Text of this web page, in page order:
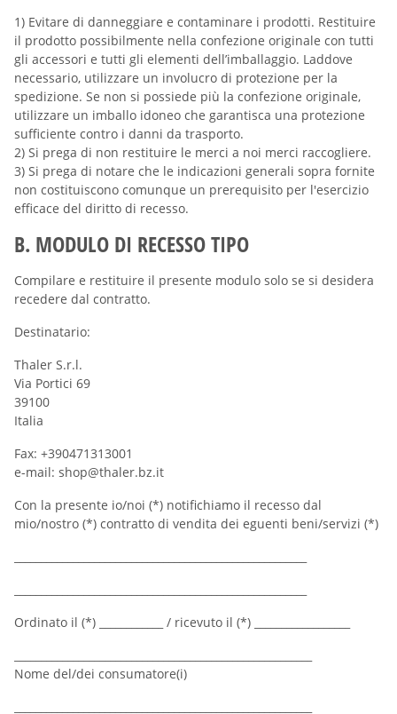
1) Evitare di danneggiare e contaminare i prodotti. Restituire
il prodotto possibilmente nella confezione originale con tutti
gli accessori e tutti gli elementi dell’imballaggio. Laddove
necessario, utilizzare un involucro di protezione per la
spedizione. Se non si possiede più la confezione originale,
utilizzare un imballo idoneo che garantisca una protezione
sufficiente contro i danni da trasporto.
2) Si prega di non restituire le merci a noi merci raccogliere.
3) Si prega di notare che le indicazioni generali sopra fornite
non costituiscono comunque un prerequisito per l'esercizio
efficace del diritto di recesso.
B. MODULO DI RECESSO TIPO
Compilare e restituire il presente modulo solo se si desidera
recedere dal contratto.
Destinatario:
Thaler S.r.l.
Via Portici 69
39100
Italia
Fax: +390471313001
e-mail: shop@thaler.bz.it
Con la presente io/noi (*) notifichiamo il recesso dal
mio/nostro (*) contratto di vendita dei eguenti beni/servizi (*)
Ordinato il (*) ____________ / ricevuto il (*) __________________
Nome del/dei consumatore(i)